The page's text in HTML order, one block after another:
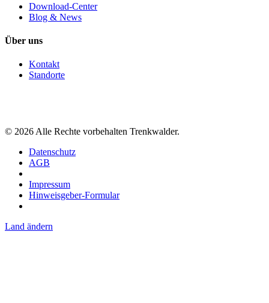
Download-Center
Blog & News
Über uns
Kontakt
Standorte
© 2026 Alle Rechte vorbehalten Trenkwalder.
Datenschutz
AGB
Impressum
Hinweisgeber-Formular
Land ändern